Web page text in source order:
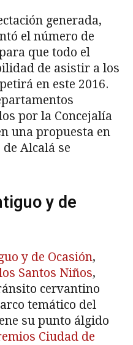
generada,
el número de
que todo el
de asistir a los
en este 2016.
por la Concejalía
una propuesta en
Alcalá se
y de
y de Ocasión,
Santos Niños,
cervantino
temático del
su punto álgido
Ciudad de